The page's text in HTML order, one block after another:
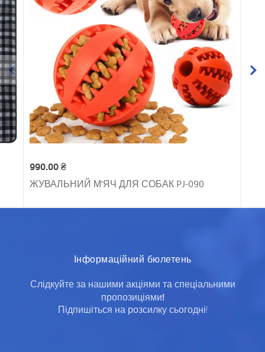
990.00 ₴
ЖУВАЛЬНИЙ М'ЯЧ ДЛЯ СОБАК PJ-090
Інформаційний бюлетень
Слідкуйте за нашими акціями та спеціальними
пропозиціями!
Підпишіться на розсилку сьогодні!